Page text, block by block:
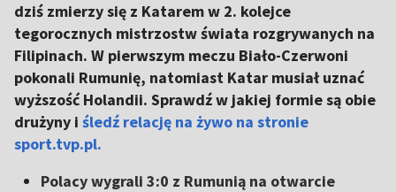
dziś zmierzy się z Katarem w 2. kolejce
tegorocznych mistrzostw świata rozgrywanych na
Filipinach. W pierwszym meczu Biało-Czerwoni
pokonali Rumunię, natomiast Katar musiał uznać
wyższość Holandii. Sprawdź w jakiej formie są obie
drużyny i śledź relację na żywo na stronie
sport.tvp.pl.
Polacy wygrali 3:0 z Rumunią na otwarcie